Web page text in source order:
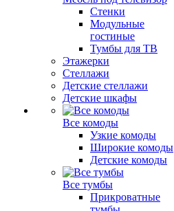
Стенки
Модульные
гостиные
Тумбы для ТВ
Этажерки
Стеллажи
Детские стеллажи
Детские шкафы
Все комоды
Узкие комоды
Широкие комоды
Детские комоды
Все тумбы
Прикроватные